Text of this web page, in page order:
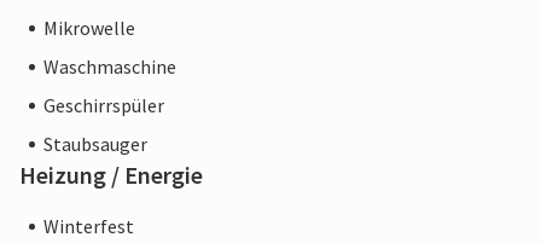
Mikrowelle
Waschmaschine
Geschirrspüler
Staubsauger
Heizung / Energie
Winterfest